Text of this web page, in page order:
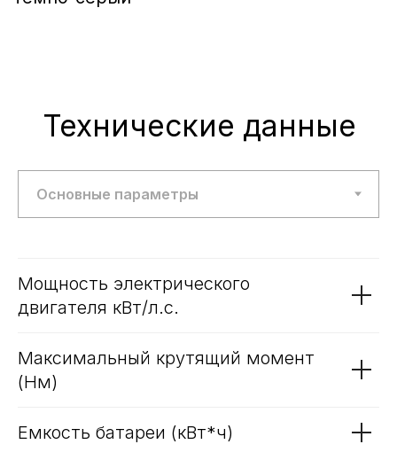
Мощность электрического
двигателя кВт/л.с.
Максимальный крутящий момент
(Нм)
Емкость батареи (кВт*ч)
публичной офертой, определяемой
положениями ст. 437 Гражданского кодекса
обращайтесь к нашим специалистам.
Трафик, лиды и продажи